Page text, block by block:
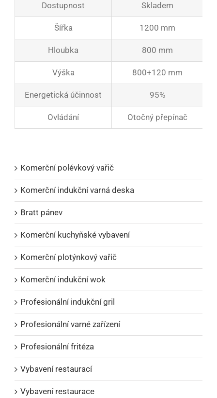
Dostupnost Skladem
Šířka 1200 mm
Hloubka 800 mm
Výška 800+120 mm
Energetická účinnost 95%
Ovládání Otočný přepínač
Komerční polévkový vařič
Komerční indukční varná deska
Bratt pánev
Komerční kuchyňské vybavení
Komerční plotýnkový vařič
Komerční indukční wok
Profesionální indukční gril
Profesionální varné zařízení
Profesionální fritéza
Vybavení restaurací
Vybavení restaurace